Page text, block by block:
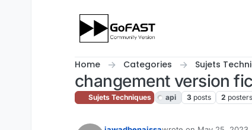
Home Categories Sujets
changement version
Sujets Techniques api 3 posts 2 posters